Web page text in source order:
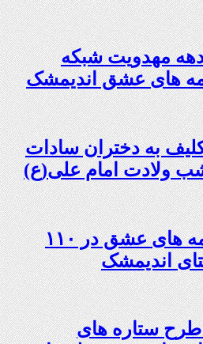
مهدویت شبکه
های عشق اندیمشک
به دختران سادات
ولادت امام علی(ع)
ایجاد ۱۱۰ شعبه نغمه های عشق در ۱۱۰
اندیمشک
طرح ستاره های